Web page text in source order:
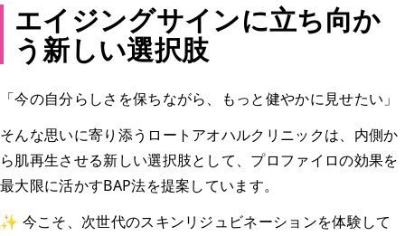
エイジングサインに立ち向か
う新しい選択肢
「今の自分らしさを保ちながら、もっと健やかに見せたい」
そんな思いに寄り添うロートアオハルクリニックは、内側か
ら肌再生させる新しい選択肢として、プロファイロの効果を
最大限に活かすBAP法を提案しています。
✨ 今こそ、次世代のスキンリジュビネーションを体験して